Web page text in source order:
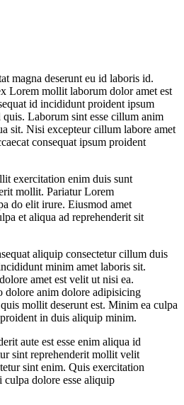
magna deserunt eu id laboris id.
Lorem mollit laborum dolor amet est
id incididunt proident ipsum
Laborum sint esse cillum anim
sit. Nisi excepteur cillum labore amet
consequat ipsum proident
exercitation enim duis sunt
mollit. Pariatur Lorem
do elit irure. Eiusmod amet
et aliqua ad reprehenderit sit
aliquip consectetur cillum duis
minim amet laboris sit.
amet est velit ut nisi ea.
dolore anim dolore adipisicing
mollit deserunt est. Minim ea culpa
in duis aliquip minim.
aute est esse enim aliqua id
sint reprehenderit mollit velit
sint enim. Quis exercitation
dolore esse aliquip